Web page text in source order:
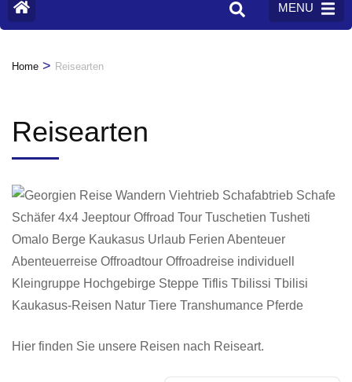
MENU
Home > Reisearten
Reisearten
Hier finden Sie unsere Reisen nach Reiseart.